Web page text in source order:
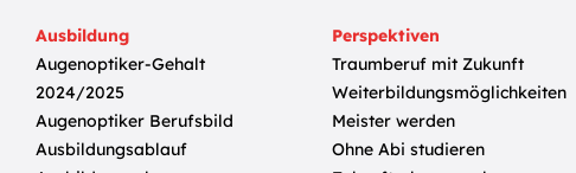
Ausbildung
Augenoptiker-Gehalt
2024/2025
Augenoptiker Berufsbild
Ausbildungsablauf
Perspektiven
Traumberuf mit Zukunft
Weiterbildungsmöglichkeiten
Meister werden
Ohne Abi studieren